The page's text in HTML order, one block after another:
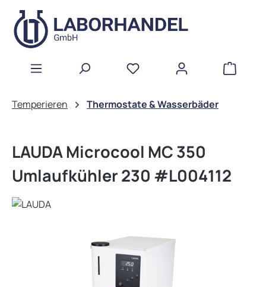
Zum Hauptinhalt springen
Temperieren Thermostate & Wasserbäder
LAUDA Microcool MC 350
Umlaufkühler 230 #L004112
Bildergalerie überspringen